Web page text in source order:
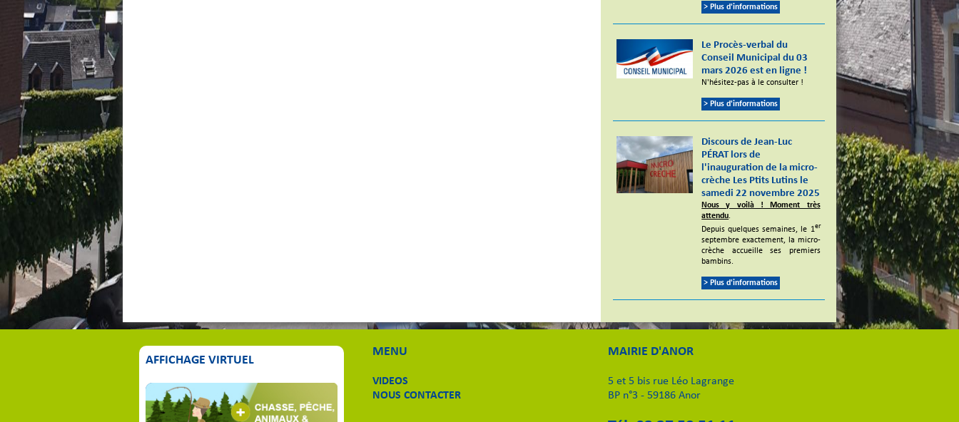
> Plus d'informations
Le Procès-verbal du
Conseil Municipal du 03
mars 2026 est en ligne !
N'hésitez-pas à le consulter !
> Plus d'informations
Discours de Jean-Luc
PÉRAT lors de
l'inauguration de la micro-
crèche Les Ptits Lutins le
samedi 22 novembre 2025
Nous y voilà ! Moment très
attendu.
Depuis quelques semaines, le 1er
septembre exactement, la micro-
crèche accueille ses premiers
bambins.
> Plus d'informations
AFFICHAGE VIRTUEL
MENU
VIDEOS
NOUS CONTACTER
MAIRIE D'ANOR
5 et 5 bis rue Léo Lagrange
BP n°3 - 59186 Anor